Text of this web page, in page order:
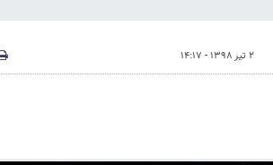
۲ تیر ۱۳۹۸ - ۱۴:۱۷